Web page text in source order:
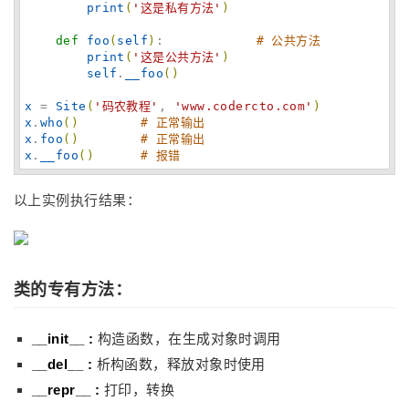
print ( ' 这是私有方法 ' )
def foo ( self ) : # 公共方法
print ( ' 这是公共方法 ' )
self . __foo ( )
x = Site ( ' 码农教程 ' , 'www.codercto.com ' )
x . who ( )
# 正常输出
x . foo ( )
# 正常输出
x . __foo ( ) # 报错
以上实例执行结果：
类的专有方法：
__init__ : 构造函数，在生成对象时调用
__del__ : 析构函数，释放对象时使用
__repr__ : 打印，转换